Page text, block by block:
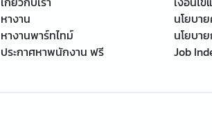
หางาน
หางานพาร์ทไทม์
ประกาศหาพนักงาน ฟรี
นโยบา
นโยบา
Job